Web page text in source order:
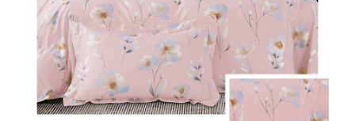
時審查核予不同之上限額度；若仍有額度不足之情形，本公司將視審查結果
請求用戶進行身份認證。
５．嚴禁一人註冊多個帳號或使用他人資訊註冊。若發現惡意使用之情形，
恩沛科技股份有限公司將有權停止該用戶之使用額度並採取法律行動。